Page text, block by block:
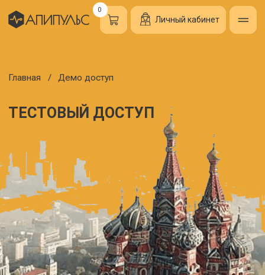
Личный кабинет
ТЕСТОВЫЙ ДОСТУП